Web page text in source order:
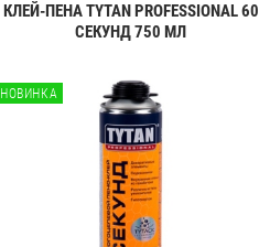
КЛЕЙ-ПЕНА TYTAN PROFESSIONAL 60
CЕКУНД 750 МЛ
НОВИНКА